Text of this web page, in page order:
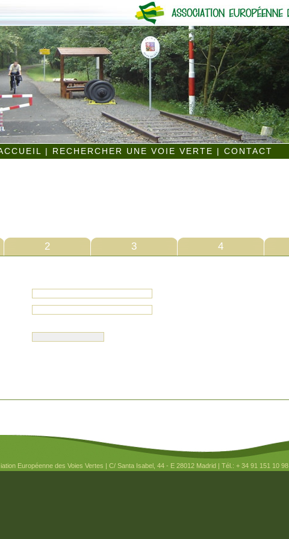
| RECHERCHER UNE VOIE VERTE | CONTACT
2 3 4
Européenne des Voies Vertes | C/ Santa Isabel, 44 - E 28012 Madrid | Tél.: + 34 91 151 10 98